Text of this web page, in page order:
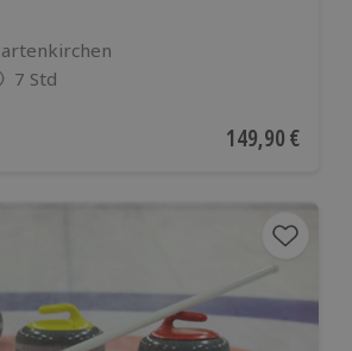
7 Std
basierend auf 33 Bewertungen
Aktueller Preis
149,90 €